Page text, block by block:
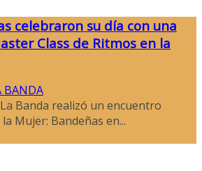
celebraron su día con una
Class de Ritmos en la
BANDA
Banda realizó un encuentro
Mujer: Bandeñas en...